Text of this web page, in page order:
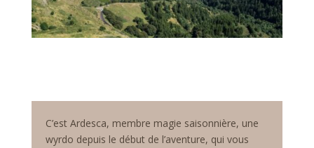
C’est Ardesca, membre magie saisonnière, une
wyrdo depuis le début de l’aventure, qui vous